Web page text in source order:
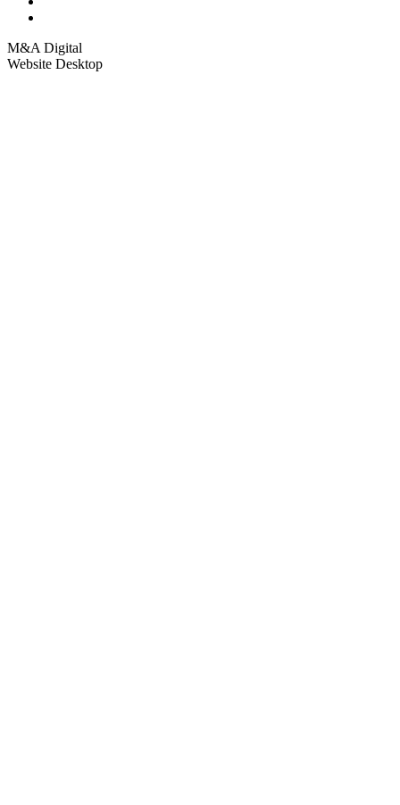
M&A Digital
Website Desktop